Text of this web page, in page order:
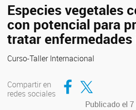
Especies vegetales
con potencial para
tratar
Curso-Taller Internacional
Compartir en
redes sociales
Compartir en Facebook
Compartir en Twitter
Publicado el